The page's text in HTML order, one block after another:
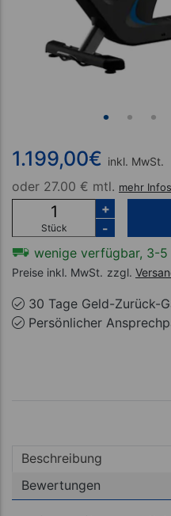
1.199,00€ inkl. MwSt.
oder 27.00 € mtl. mehr Infos
Stück
+
-
wenige verfügbar, 3-5
Preise inkl. MwSt. zzgl.
30 Tage Geld-Zurück-
Persönlicher
Beschreibung
Bewertungen